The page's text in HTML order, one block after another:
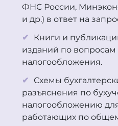
ФНС России,
и др.) в ответ на
Книги и
изданий по вопросам
налогообложения.
Схемы
разъяснения по
налогообложению
работающих по